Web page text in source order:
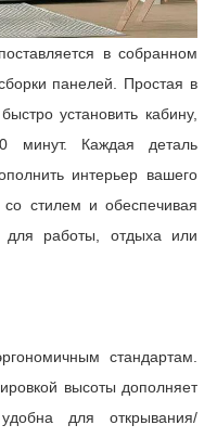
в собранном
панелей. Простая в
установить кабину,
минут. Каждая деталь
интерьер вашего
стилем и обеспечивая
для работы, отдыха или
стандартам.
высоты дополняет
для открывания/